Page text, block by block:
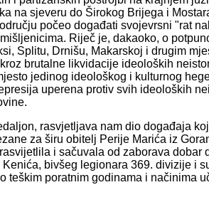
na sjeveru do Širokog Brijega i
počeo događati svojevrsni "rat
Riječ je, dakaoko, o
Splitu, Drnišu, Makarskoj i drugim
brutalne likvidacije ideoloških
jedinog ideološkog i kulturnog
uperena protiv svih ideoloških
rasvjetljava nam dio događaja
za širu obitelj Perije Marića iz
i sačuvala od zaborava dobar
bivšeg legionara 369. divizije i
teškim poratnim godinama i načinima